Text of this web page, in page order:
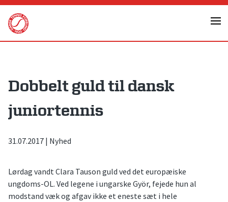
Skip
content
Dobbelt guld til dansk
juniortennis
31.07.2017 | Nyhed
Lørdag vandt Clara Tauson guld ved det europæiske
ungdoms-OL. Ved legene i ungarske Györ, fejede hun al
modstand væk og afgav ikke et eneste sæt i hele